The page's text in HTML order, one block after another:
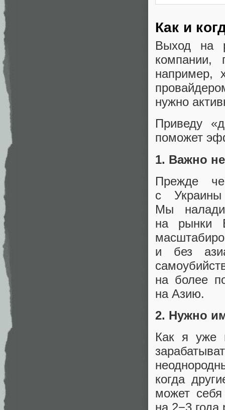
Как и
Выход на
компании,
например,
нужно
Приведу
«
поможет
1. Важно
Прежде
с
Мы
на рынки
и без
на более
на Азию.
2. Нужно
Как я уже
когда
может